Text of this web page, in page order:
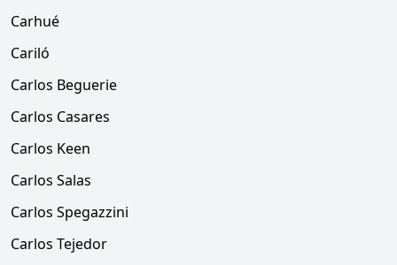
Carhué
Cariló
Carlos Beguerie
Carlos Casares
Carlos Keen
Carlos Salas
Carlos Spegazzini
Carlos Tejedor